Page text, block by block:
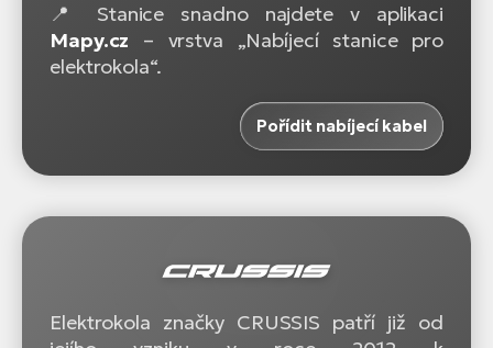
📍 Stanice snadno najdete v aplikaci
Mapy.cz – vrstva „Nabíjecí stanice pro
elektrokola“.
Pořídit nabíjecí kabel
Elektrokola značky CRUSSIS patří již od